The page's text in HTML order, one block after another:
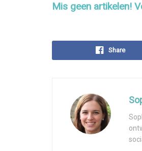
Mis geen artikelen!
Share